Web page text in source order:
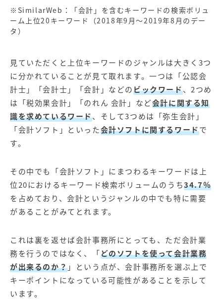
※SimilarWeb：「会計」を含むキーワードの検索ボリュ
ーム上位20キーワード（2018年9月～2019年8月のデー
タ）
見ていただくと上位キーワードのジャンルは大きく3つ
に分かれていることが見て取れます。一つは「公認会
計士」「会計士」「会計」などのビックワード、2つめ
は「税効果会計」「のれん 会計」など会計に関する知
識を求めているワード、そして3つめは「弥生会計」
「会計ソフト」といった会計ソフトに関するワードで
す。
その中でも「会計ソフト」にまつわるキーワードは上
位20におけるキーワード検索ボリュームのうち34.7％
を占めており、会計というジャンルの中でも特に需要
があることがみてとれます。
これは裏を返せば会計事務所にとっても、ただ会計業
務を行うのではなく、「どのソフトを使って会計業務
が出来るのか？」という点が、会計事務所を選ぶ上で
キーポイントになっている可能性があることを示して
います。